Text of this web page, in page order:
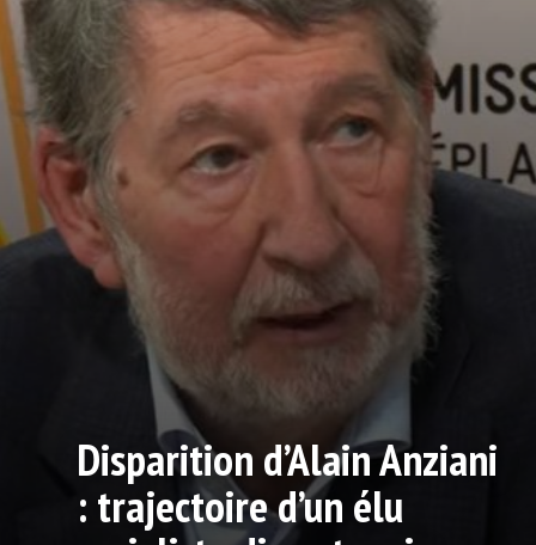
Disparition d’Alain Anziani
: trajectoire d’un élu